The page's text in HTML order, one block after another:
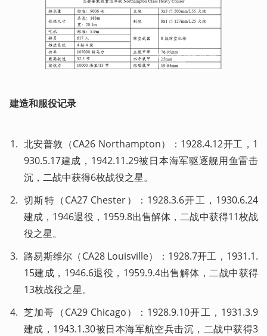
建造和服役记录
北安普敦（CA26 Northampton）：1928.4.12开工，1
930.5.17建成，1942.11.29被日本海军驱逐舰用鱼雷击
沉，二战中获得6枚战役之星。
切斯特（CA27 Chester）：1928.3.6开工，1930.6.24
建成，1946退役，1959.8出售解体，二战中获得11枚战
役之星。
路易斯维尔（CA28 Louisville）：1928.7开工，1931.1.
15建成，1946.6退役，1959.9.4出售解体，二战中获得
13枚战役之星。
芝加哥（CA29 Chicago）：1928.9.10开工，1931.3.9
建成，1943.1.30被日本海军航空兵击沉，二战中获得3